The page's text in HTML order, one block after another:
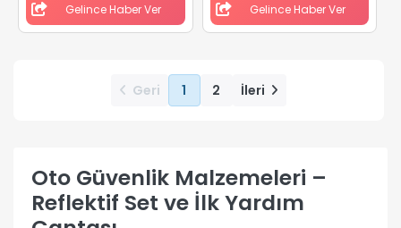
Gelince Haber Ver Gelince Haber Ver
Geri 1 2 İleri
Oto Güvenlik Malzemeleri –
Reflektif Set ve İlk Yardım